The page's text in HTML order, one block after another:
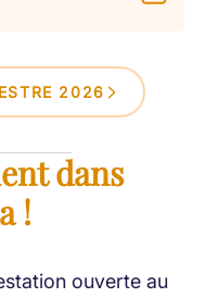
2026
dans
!
ouverte au